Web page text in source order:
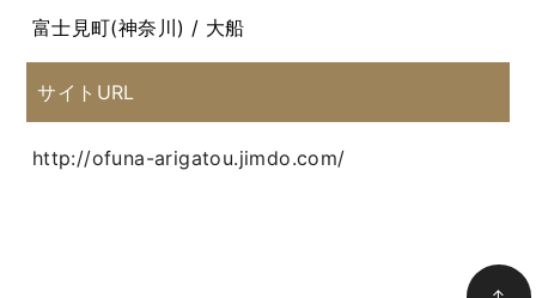
富士見町(神奈川) / 大船
サイトURL
http://ofuna-arigatou.jimdo.com/